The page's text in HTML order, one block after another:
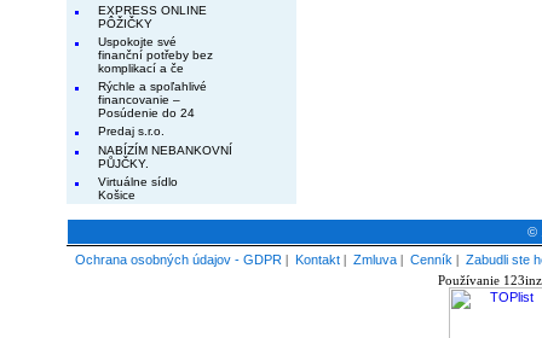
EXPRESS ONLINE
PÔŽIČKY
Uspokojte své
finanční potřeby bez
komplikací a če
Rýchle a spoľahlivé
financovanie –
Posúdenie do 24
Predaj s.r.o.
NABÍZÍM NEBANKOVNÍ
PŮJČKY.
Virtuálne sídlo
Košice
©
Ochrana osobných údajov - GDPR | Kontakt | Zmluva | Cenník | Zabudli ste
Používanie